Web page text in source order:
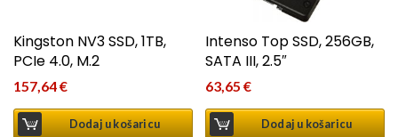
Kingston NV3 SSD, 1TB,
PCIe 4.0, M.2
157,64€
Dodaj u košaricu
Intenso Top SSD, 256GB,
SATA III, 2.5″
63,65€
Dodaj u košaricu